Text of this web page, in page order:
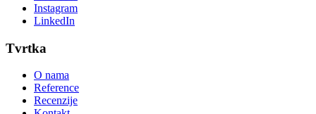
Instagram
LinkedIn
Tvrtka
O nama
Reference
Recenzije